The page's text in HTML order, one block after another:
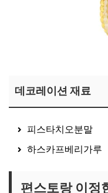
데코레이션 재료
피스타치오분말
하스카프베리가루
편스토랑 이정